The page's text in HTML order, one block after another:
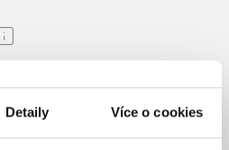
Detaily Více o cookies